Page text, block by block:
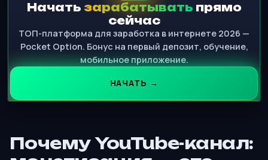
Начать зарабатывать прямо
сейчас
ТОП-платформа для заработка в интернете 2026 —
Pocket Option. Бонус на первый депозит, обучение,
мобильное приложение.
НАЧАТЬ →
Почему YouTube-канал: